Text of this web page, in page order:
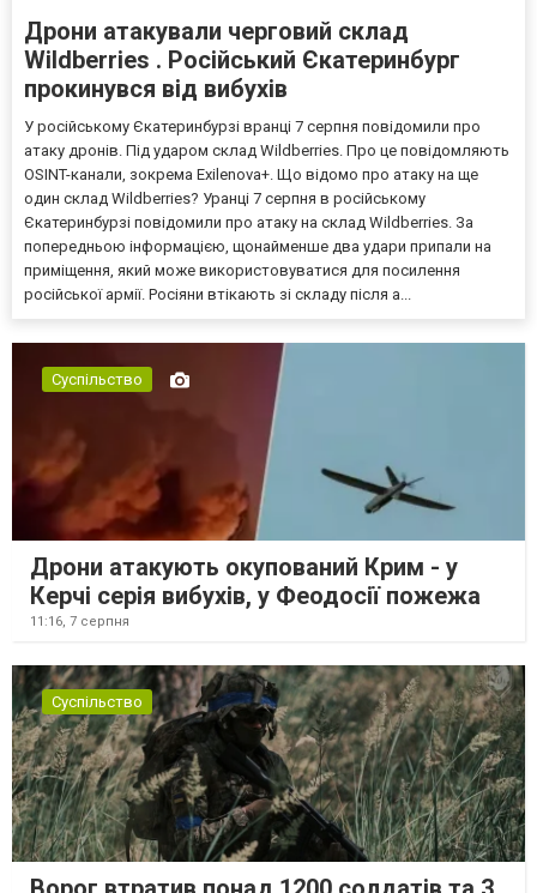
Дрони атакували черговий склад
Wildberries . Російський Єкатеринбург
прокинувся від вибухів
У російському Єкатеринбурзі вранці 7 серпня повідомили про
атаку дронів. Під ударом склад Wildberries. Про це повідомляють
OSINT-канали, зокрема Exilenova+. Що відомо про атаку на ще
один склад Wildberries? Уранці 7 серпня в російському
Єкатеринбурзі повідомили про атаку на склад Wildberries. За
попередньою інформацією, щонайменше два удари припали на
приміщення, який може використовуватися для посилення
російської армії. Росіяни втікають зі складу після а...
Суспільство
Дрони атакують окупований Крим - у
Керчі серія вибухів, у Феодосії пожежа
11:16, 7 серпня
Суспільство